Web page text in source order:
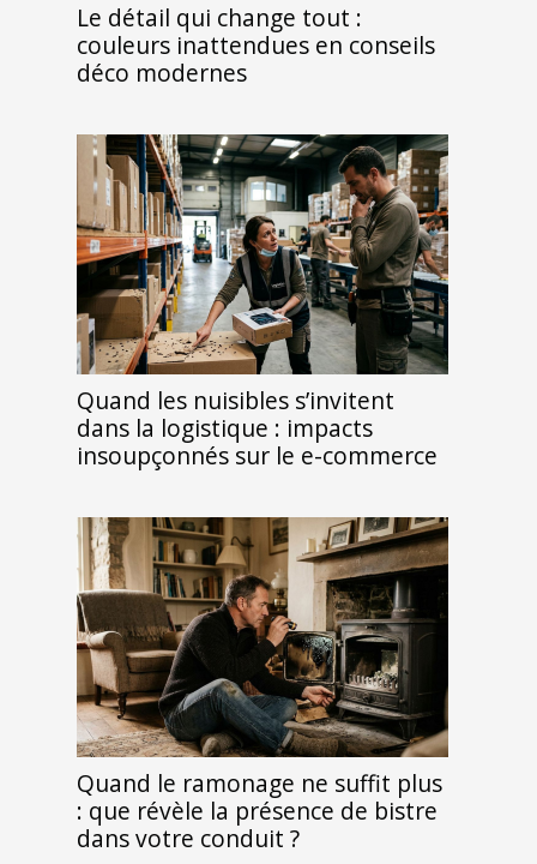
Le détail qui change tout :
couleurs inattendues en conseils
déco modernes
Quand les nuisibles s’invitent
dans la logistique : impacts
insoupçonnés sur le e-commerce
Quand le ramonage ne suffit plus
: que révèle la présence de bistre
dans votre conduit ?